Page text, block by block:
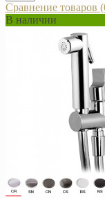
Сравнение товаров
В наличии